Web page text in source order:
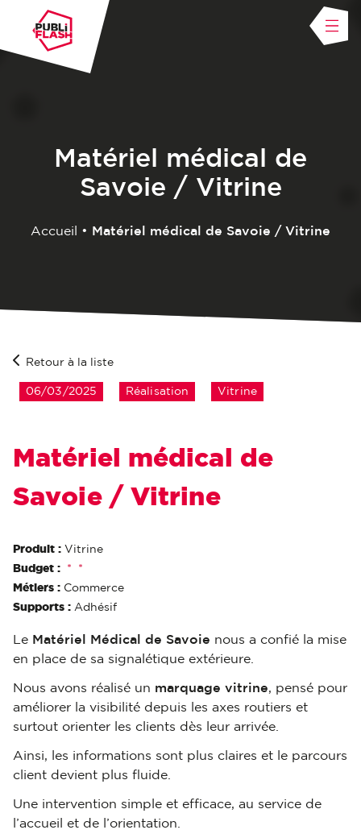
Matériel médical de
Savoie / Vitrine
Accueil • Matériel médical de Savoie / Vitrine
Retour à la liste
06/03/2025 Réalisation Vitrine
Matériel médical de
Savoie / Vitrine
Produit : Vitrine
Budget :
*
*
Métiers : Commerce
Supports : Adhésif
Le Matériel Médical de Savoie nous a confié la mise
en place de sa signalétique extérieure.
Nous avons réalisé un marquage vitrine, pensé pour
améliorer la visibilité depuis les axes routiers et
surtout orienter les clients dès leur arrivée.
Ainsi, les informations sont plus claires et le parcours
client devient plus fluide.
Une intervention simple et efficace, au service de
l’accueil et de l’orientation.